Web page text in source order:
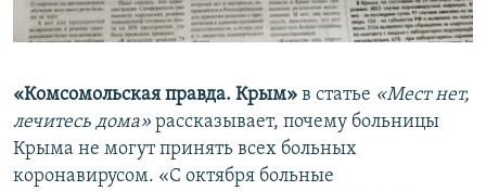
«Комсомольская правда. Крым» в статье «Мест нет,
лечитесь дома» рассказывает, почему больницы
Крыма не могут принять всех больных
коронавирусом. «С октября больные